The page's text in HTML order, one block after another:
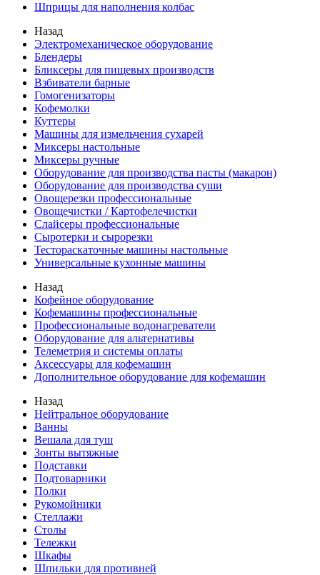
Шприцы для наполнения колбас
Назад
Электромеханическое оборудование
Блендеры
Бликсеры для пищевых производств
Взбиватели барные
Гомогенизаторы
Кофемолки
Куттеры
Машины для измельчения сухарей
Миксеры настольные
Миксеры ручные
Оборудование для производства пасты (макарон)
Оборудование для производства суши
Овощерезки профессиональные
Овощечистки / Картофелечистки
Слайсеры профессиональные
Сыротерки и сырорезки
Тестораскаточные машины настольные
Универсальные кухонные машины
Назад
Кофейное оборудование
Кофемашины профессиональные
Профессиональные водонагреватели
Оборудование для альтернативы
Телеметрия и системы оплаты
Аксессуары для кофемашин
Дополнительное оборудование для кофемашин
Назад
Нейтральное оборудование
Ванны
Вешала для туш
Зонты вытяжные
Подставки
Подтоварники
Полки
Рукомойники
Стеллажи
Столы
Тележки
Шкафы
Шпильки для противней